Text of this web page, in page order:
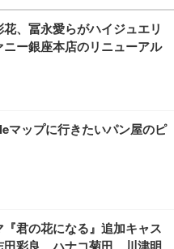
、冨永愛らがハイジュエリ
ー銀座本店のリニューアル
マップに行きたいパン屋のピ
君の花になる』追加キャス